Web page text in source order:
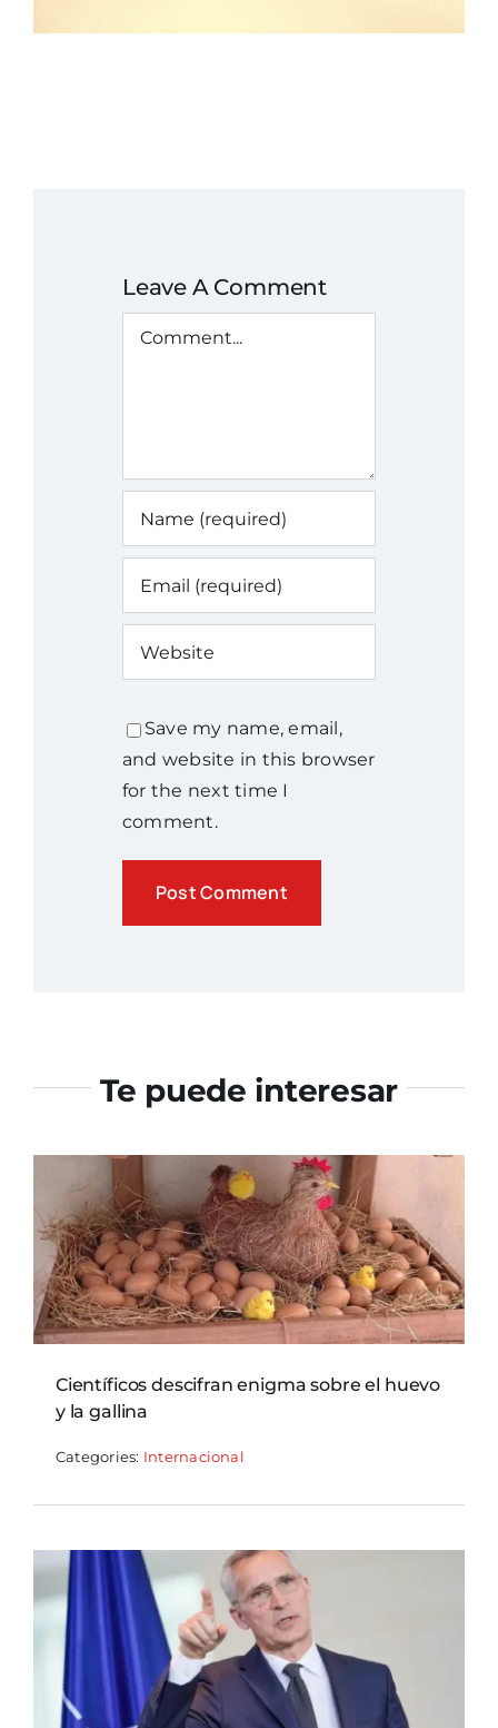
Leave A Comment
Comment
Save my name, email,
and website in this browser
for the next time I
comment.
Te puede interesar
Científicos descifran enigma sobre el huevo
y la gallina
Categories: Internacional